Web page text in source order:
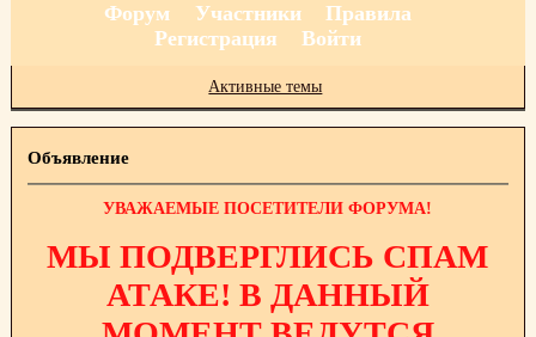
Форум Участники
Правила
Регистрация
Войти
Активные темы
Объявление
УВАЖАЕМЫЕ ПОСЕТИТЕЛИ ФОРУМА!
МЫ ПОДВЕРГЛИСЬ СПАМ
АТАКЕ! В ДАННЫЙ